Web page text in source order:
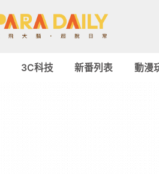
3C科技 新番列表 動漫